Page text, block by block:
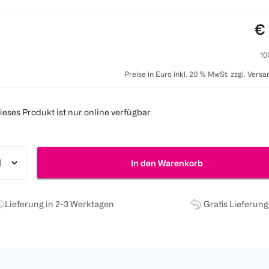
€
Preise in Euro inkl. 20 % MwSt. zzgl.
Produkt ist nur online verfügbar
In den Warenkorb
Lieferung in 2-3 Werktagen Gratis